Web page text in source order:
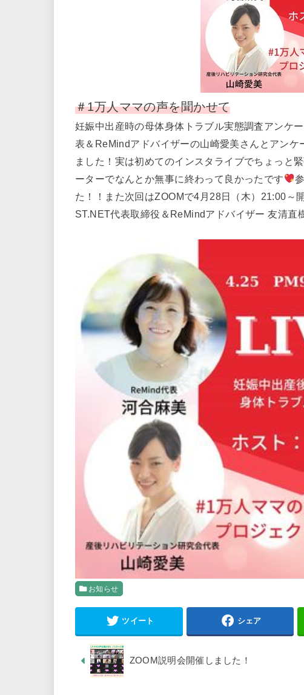
＃1万人ママの声を聞かせて
妊娠中出産時の母体身体トラブル実態調査アンケ
表＆ReMindアドバイザーの山崎愛美さんとアン
ました！実は初めてのインスタライブでちょっと
ーターでなんとか無事に終わって良かったです
た！！また次回はZOOMで4月28日（木）21:00
ST.NET代表取締役＆ReMindアドバイザー 友清直
お知らせ
ツイート シェア
ZOOM説明会開催しました！